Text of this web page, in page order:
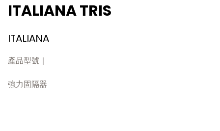
ITALIANA TRIS
ITALIANA
產品型號｜
強力固隔器